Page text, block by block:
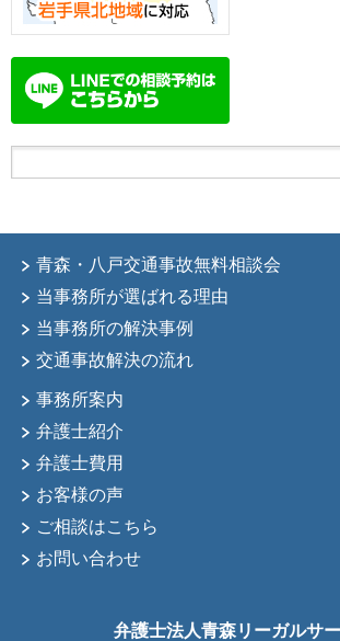
青森・八戸交通事故無料相談会
当事務所が選ばれる理由
当事務所の解決事例
交通事故解決の流れ
事務所案内
弁護士紹介
弁護士費用
お客様の声
ご相談はこちら
お問い合わせ
弁護士法人青森リーガルサ